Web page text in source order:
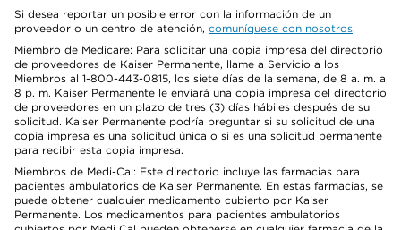
Si desea reportar un posible error con la información de un
proveedor o un centro de atención, comuníquese con nosotros.
Miembro de Medicare: Para solicitar una copia impresa del directorio
de proveedores de Kaiser Permanente, llame a Servicio a los
Miembros al 1-800-443-0815, los siete días de la semana, de 8 a. m. a
8 p. m. Kaiser Permanente le enviará una copia impresa del directorio
de proveedores en un plazo de tres (3) días hábiles después de su
solicitud. Kaiser Permanente podría preguntar si su solicitud de una
copia impresa es una solicitud única o si es una solicitud permanente
para recibir esta copia impresa.
Miembros de Medi-Cal: Este directorio incluye las farmacias para
pacientes ambulatorios de Kaiser Permanente. En estas farmacias, se
puede obtener cualquier medicamento cubierto por Kaiser
Permanente. Los medicamentos para pacientes ambulatorios